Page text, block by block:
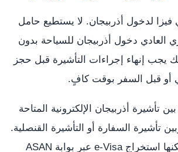
فيزا لدخول أذربيجان. لا يستطيع حامل
العادي دخول أذربيجان للسياحة بدون
يجب إنهاء إجراءات التأشيرة قبل حجز
أو قبل السفر بوقت كافٍ.
تأشيرة أذربيجان الإلكترونية المتاحة
تأشيرة السفارة أو التأشيرة القنصلية.
بعض الجنسيات يمكنها استخراج e-Visa عبر بوابة ASAN